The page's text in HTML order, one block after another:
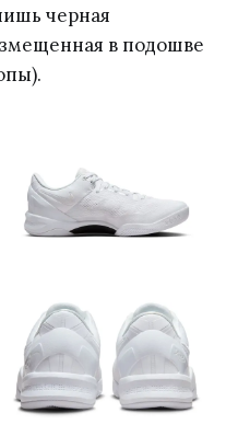
черная
в подошве